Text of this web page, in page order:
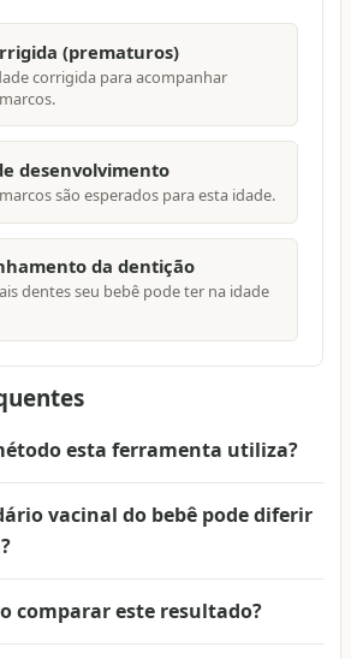
(prematuros)
corrigida para acompanhar
desenvolvimento
são esperados para esta idade.
da dentição
dentes seu bebê pode ter na idade
esta ferramenta utiliza?
vacinal do bebê pode diferir
comparar este resultado?